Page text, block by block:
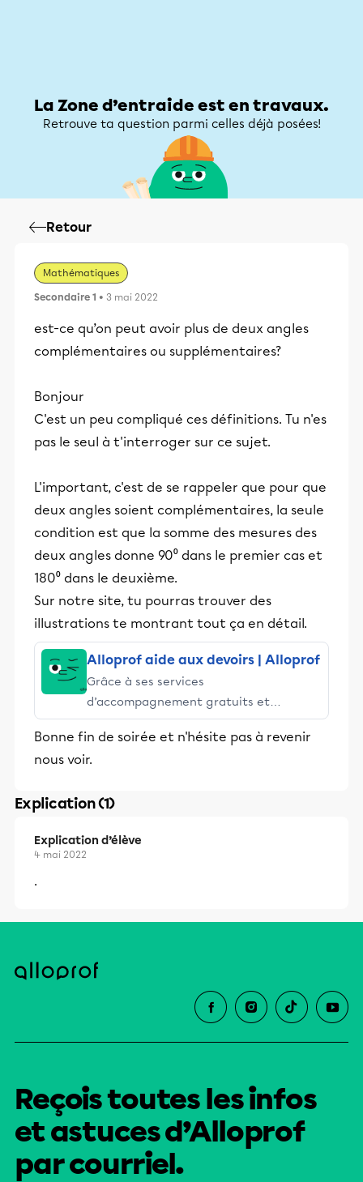
La Zone d’entraide est en travaux.
Retrouve ta question parmi celles déjà posées!
Retour
Mathématiques
Secondaire 1 • 3 mai 2022
est-ce qu’on peut avoir plus de deux angles
complémentaires ou supplémentaires?
Bonjour
C'est un peu compliqué ces définitions. Tu n'es
pas le seul à t'interroger sur ce sujet.
L'important, c'est de se rappeler que pour que
deux angles soient complémentaires, la seule
condition est que la somme des mesures des
deux angles donne 90⁰ dans le premier cas et
180⁰ dans le deuxième.
Sur notre site, tu pourras trouver des
illustrations te montrant tout ça en détail.
Alloprof aide aux devoirs | Alloprof
Grâce à ses services
d’accompagnement gratuits et
stimulants, Alloprof engage les élèves
et leurs parents dans la réussite
éducative.
Bonne fin de soirée et n'hésite pas à revenir
nous voir.
Explication (1)
Explication d’élève
4 mai 2022
.
Reçois toutes les infos
et astuces d’Alloprof
par courriel.